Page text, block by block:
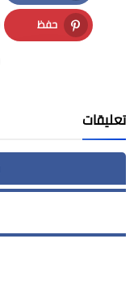
Facebook
حفظ
Pinterest
تعليقات